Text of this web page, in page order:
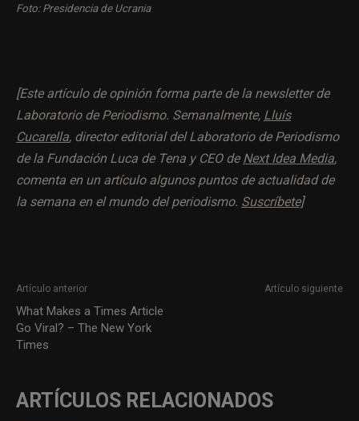
Foto: Presidencia de Ucrania
[Este artículo de opinión forma parte de la newsletter de
Laboratorio de Periodismo. Semanalmente, Lluís
Cucarella, director editorial del Laboratorio de Periodismo
de la Fundación Luca de Tena y CEO de Next Idea Media,
comenta en un artículo algunos puntos de actualidad de
la semana en el mundo del periodismo. Suscríbete]
Artículo anterior
What Makes a Times Article
Go Viral? – The New York
Times
Artículo siguiente
ARTÍCULOS RELACIONADOS